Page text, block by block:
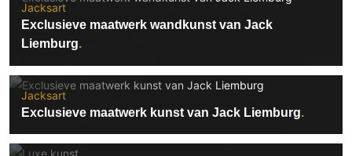
Wijnkelder en wijnkasten
Jacksart
Exclusieve maatwerk wandkunst van Jack
Liemburg
Jacksart
Exclusieve maatwerk kunst van Jack Liemburg